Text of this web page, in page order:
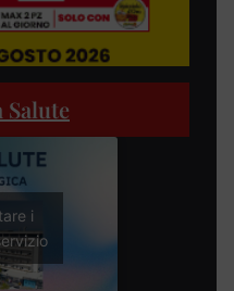
Salute
i